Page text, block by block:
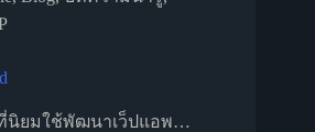
นิยมใช้พัฒนาเว็ปแอพ…